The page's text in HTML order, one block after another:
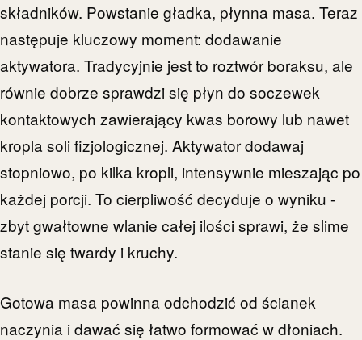
składników. Powstanie gładka, płynna masa. Teraz
następuje kluczowy moment: dodawanie
aktywatora. Tradycyjnie jest to roztwór boraksu, ale
równie dobrze sprawdzi się płyn do soczewek
kontaktowych zawierający kwas borowy lub nawet
kropla soli fizjologicznej. Aktywator dodawaj
stopniowo, po kilka kropli, intensywnie mieszając po
każdej porcji. To cierpliwość decyduje o wyniku -
zbyt gwałtowne wlanie całej ilości sprawi, że slime
stanie się twardy i kruchy.
Gotowa masa powinna odchodzić od ścianek
naczynia i dawać się łatwo formować w dłoniach.